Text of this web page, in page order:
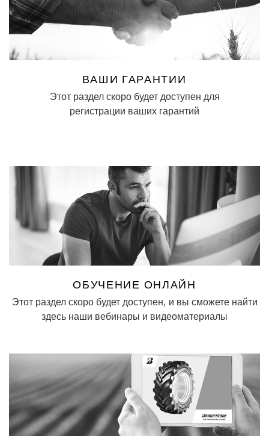
ВАШИ ГАРАНТИИ
Этот раздел скоро будет доступен для
регистрации ваших гарантий
ОБУЧЕНИЕ ОНЛАЙН
Этот раздел скоро будет доступен, и вы сможете найти
здесь наши вебинары и видеоматериалы